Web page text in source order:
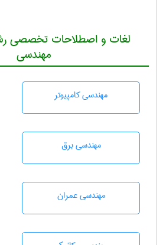
لغات و اصطلاحات تخصصی
مهندسی
مهندسی كامپيوتر
مهندسی برق
مهندسی عمران